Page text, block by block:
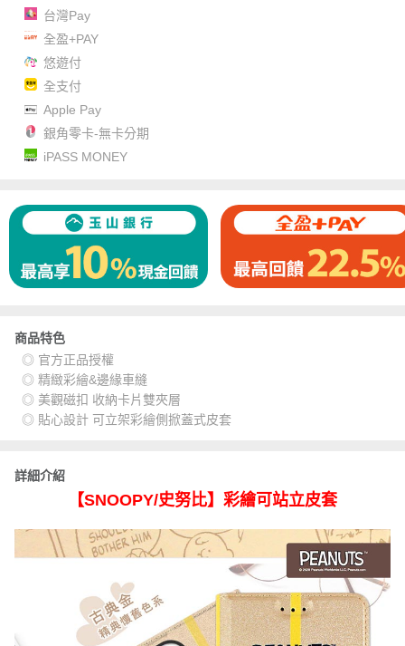
台灣Pay
全盈+PAY
悠遊付
全支付
Apple Pay
銀角零卡-無卡分期
iPASS MONEY
商品特色
◎ 官方正品授權
◎ 精緻彩繪&邊緣車縫
◎ 美觀磁扣 收納卡片雙夾層
◎ 貼心設計 可立架彩繪側掀蓋式皮套
詳細介紹
【SNOOPY/史努比】彩繪可站立皮套